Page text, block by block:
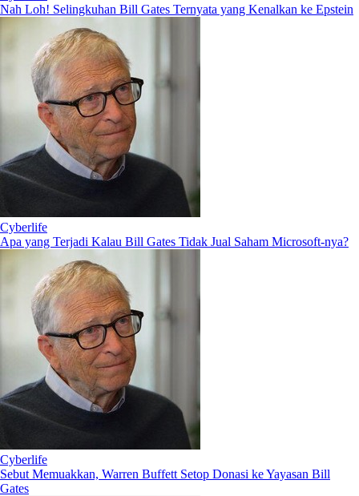
Nah Loh! Selingkuhan Bill Gates Ternyata yang Kenalkan ke Epstein
Cyberlife
Apa yang Terjadi Kalau Bill Gates Tidak Jual Saham Microsoft-nya?
Cyberlife
Sebut Memuakkan, Warren Buffett Setop Donasi ke Yayasan Bill
Gates